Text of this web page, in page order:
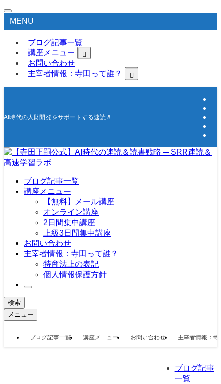
MENU
ブログ記事一覧
講座メニュー
お問い合わせ
主宰者情報：寺田って誰？
AI時代の人財開発をサポートする速読＆高速学習の研究所
ブログ記事一覧
講座メニュー
【無料】メール講座
オンライン講座
2日間集中講座
上級3日間集中講座
お問い合わせ
主宰者情報：寺田って誰？
特商法上の表記
個人情報保護方針
検索
メニュー
ブログ記事一覧 講座メニュー お問い合わせ 主宰者情報：寺
ブログ記事
一覧